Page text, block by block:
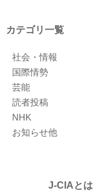
カテゴリ一覧
社会・情報
国際情勢
芸能
読者投稿
NHK
お知らせ他
J-CIAとは